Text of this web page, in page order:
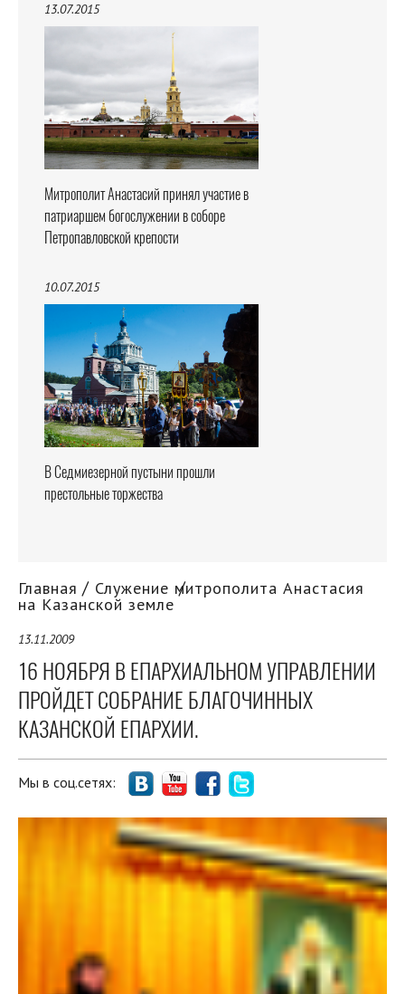
13.07.2015
Митрополит Анастасий принял участие в
патриаршем богослужении в соборе
Петропавловской крепости
10.07.2015
В Седмиезерной пустыни прошли
престольные торжества
Главная Служение митрополита Анастасия
на Казанской земле
13.11.2009
16 НОЯБРЯ В ЕПАРХИАЛЬНОМ УПРАВЛЕНИИ
ПРОЙДЕТ СОБРАНИЕ БЛАГОЧИННЫХ
КАЗАНСКОЙ ЕПАРХИИ.
Мы в соц.сетях: